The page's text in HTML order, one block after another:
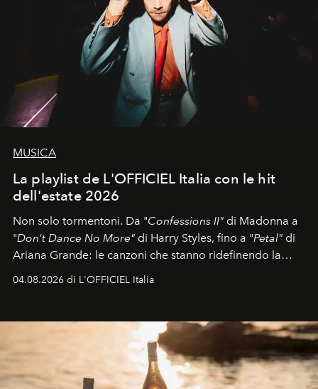
MUSICA
La playlist de L'OFFICIEL Italia con le hit
dell'estate 2026
Non solo tormentoni. Da "Confessions II" di Madonna a
"Don't Dance No More" di Harry Styles, fino a "Petal" di
Ariana Grande: le canzoni che stanno ridefinendo la
colonna sonora della stagione.
04.08.2026 di L'OFFICIEL Italia